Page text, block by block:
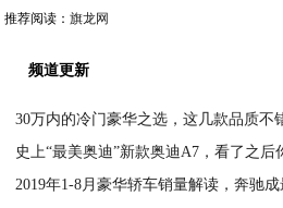
推荐阅读：旗龙网
频道更新
30万内的冷门豪华之选，这几款品质不
史上“最美奥迪”新款奥迪A7，看了之后
2019年1-8月豪华轿车销量解读，奔驰成